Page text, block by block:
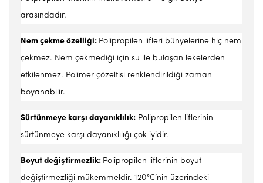
arasındadır.
Nem çekme özelliği: Polipropilen lifleri bünyelerine hiç nem
çekmez. Nem çekmediği için su ile bulaşan lekelerden
etkilenmez. Polimer çözeltisi renklendirildiği zaman
boyanabilir.
Sürtünmeye karşı dayanıklılık: Polipropilen liflerinin
sürtünmeye karşı dayanıklılığı çok iyidir.
Boyut değiştirmezlik: Polipropilen liflerinin boyut
değiştirmezliği mükemmeldir. 120°C’nin üzerindeki